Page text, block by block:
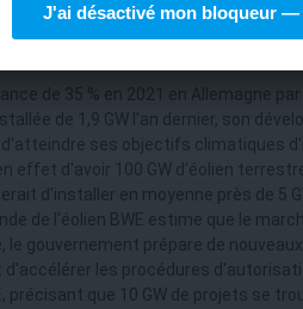
en Allemagne
de 35 % en 2021 en Allemagne par
de 1,9 GW l'an dernier, son
ses objectifs climatiques
effet d'avoir 100 GW d'éolien
d'installer en moyenne près de 5
de l'éolien BWE estime que le
le gouvernement prépare de
les procédures
précisant que 10 GW de projets se
J'ai désactivé mon bloqueur —